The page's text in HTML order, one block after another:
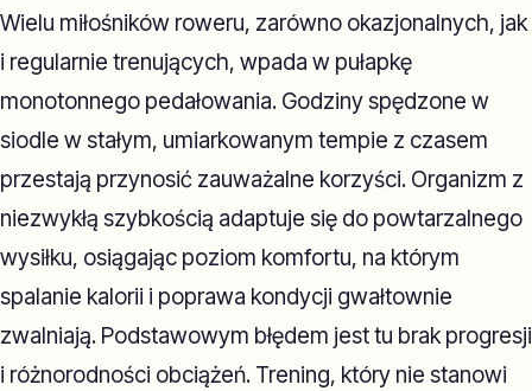
Wielu miłośników roweru, zarówno okazjonalnych, jak
i regularnie trenujących, wpada w pułapkę
monotonnego pedałowania. Godziny spędzone w
siodle w stałym, umiarkowanym tempie z czasem
przestają przynosić zauważalne korzyści. Organizm z
niezwykłą szybkością adaptuje się do powtarzalnego
wysiłku, osiągając poziom komfortu, na którym
spalanie kalorii i poprawa kondycji gwałtownie
zwalniają. Podstawowym błędem jest tu brak progresji
i różnorodności obciążeń. Trening, który nie stanowi